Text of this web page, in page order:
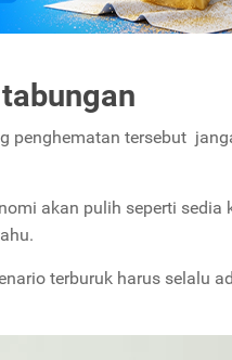
penghematan tersebut
akan pulih seperti sedia
terburuk harus selalu